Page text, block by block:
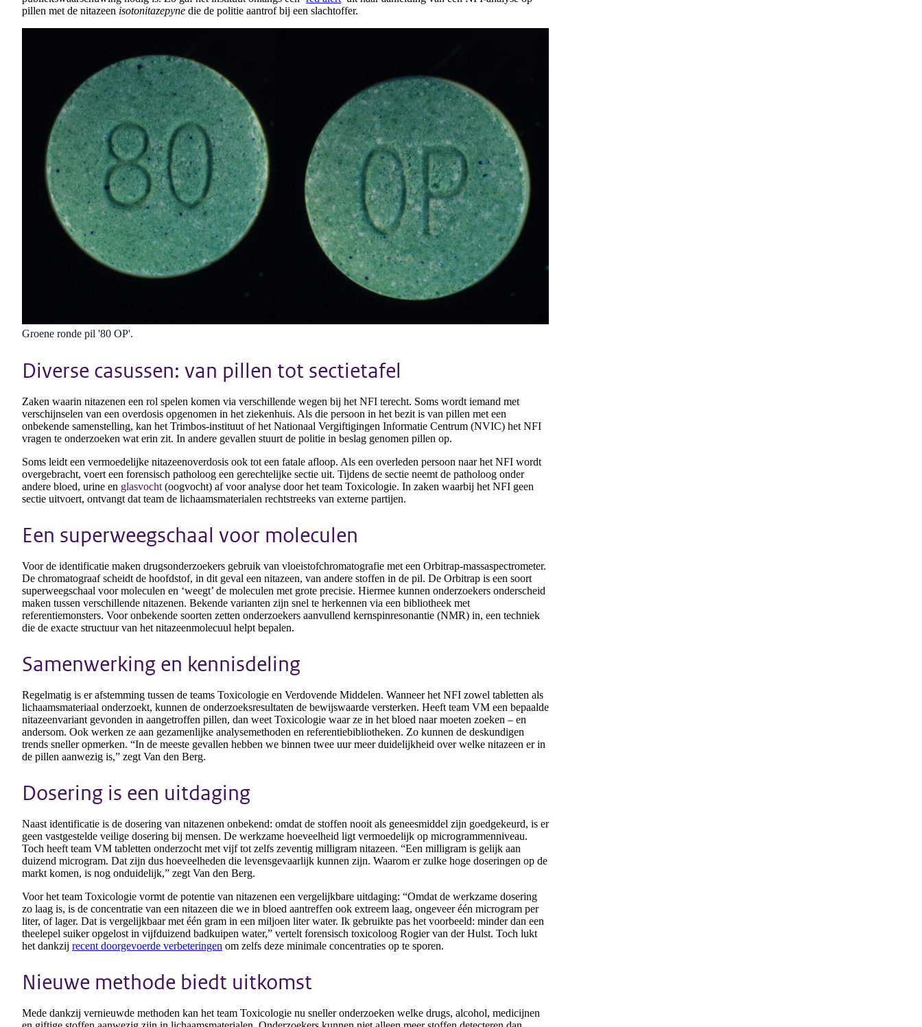
pillen met de nitazeen isotonitazepyne die de politie aantrof bij een slachtoffer.
Groene ronde pil '80 OP'.
Diverse casussen: van pillen tot sectietafel
Zaken waarin nitazenen een rol spelen komen via verschillende wegen bij het NFI terecht. Soms wordt iemand met
verschijnselen van een overdosis opgenomen in het ziekenhuis. Als die persoon in het bezit is van pillen met een
onbekende samenstelling, kan het Trimbos-instituut of het Nationaal Vergiftigingen Informatie Centrum (NVIC) het NFI
vragen te onderzoeken wat erin zit. In andere gevallen stuurt de politie in beslag genomen pillen op.
Soms leidt een vermoedelijke nitazeenoverdosis ook tot een fatale afloop. Als een overleden persoon naar het NFI wordt
overgebracht, voert een forensisch patholoog een gerechtelijke sectie uit. Tijdens de sectie neemt de patholoog onder
andere bloed, urine en glasvocht (oogvocht) af voor analyse door het team Toxicologie. In zaken waarbij het NFI geen
sectie uitvoert, ontvangt dat team de lichaamsmaterialen rechtstreeks van externe partijen.
Een superweegschaal voor moleculen
Voor de identificatie maken drugsonderzoekers gebruik van vloeistofchromatografie met een Orbitrap-massaspectrometer.
De chromatograaf scheidt de hoofdstof, in dit geval een nitazeen, van andere stoffen in de pil. De Orbitrap is een soort
superweegschaal voor moleculen en ‘weegt’ de moleculen met grote precisie. Hiermee kunnen onderzoekers onderscheid
maken tussen verschillende nitazenen. Bekende varianten zijn snel te herkennen via een bibliotheek met
referentiemonsters. Voor onbekende soorten zetten onderzoekers aanvullend kernspinresonantie (NMR) in, een techniek
die de exacte structuur van het nitazeenmolecuul helpt bepalen.
Samenwerking en kennisdeling
Regelmatig is er afstemming tussen de teams Toxicologie en Verdovende Middelen. Wanneer het NFI zowel tabletten als
lichaamsmateriaal onderzoekt, kunnen de onderzoeksresultaten de bewijswaarde versterken. Heeft team VM een bepaalde
nitazeenvariant gevonden in aangetroffen pillen, dan weet Toxicologie waar ze in het bloed naar moeten zoeken – en
andersom. Ook werken ze aan gezamenlijke analysemethoden en referentiebibliotheken. Zo kunnen de deskundigen
trends sneller opmerken. “In de meeste gevallen hebben we binnen twee uur meer duidelijkheid over welke nitazeen er in
de pillen aanwezig is,” zegt Van den Berg.
Dosering is een uitdaging
Naast identificatie is de dosering van nitazenen onbekend: omdat de stoffen nooit als geneesmiddel zijn goedgekeurd, is er
geen vastgestelde veilige dosering bij mensen. De werkzame hoeveelheid ligt vermoedelijk op microgrammenniveau.
Toch heeft team VM tabletten onderzocht met vijf tot zelfs zeventig milligram nitazeen. “Een milligram is gelijk aan
duizend microgram. Dat zijn dus hoeveelheden die levensgevaarlijk kunnen zijn. Waarom er zulke hoge doseringen op de
markt komen, is nog onduidelijk,” zegt Van den Berg.
Voor het team Toxicologie vormt de potentie van nitazenen een vergelijkbare uitdaging: “Omdat de werkzame dosering
zo laag is, is de concentratie van een nitazeen die we in bloed aantreffen ook extreem laag, ongeveer één microgram per
liter, of lager. Dat is vergelijkbaar met één gram in een miljoen liter water. Ik gebruikte pas het voorbeeld: minder dan een
theelepel suiker opgelost in vijfduizend badkuipen water,” vertelt forensisch toxicoloog Rogier van der Hulst. Toch lukt
het dankzij recent doorgevoerde verbeteringen om zelfs deze minimale concentraties op te sporen.
Nieuwe methode biedt uitkomst
Mede dankzij vernieuwde methoden kan het team Toxicologie nu sneller onderzoeken welke drugs, alcohol, medicijnen